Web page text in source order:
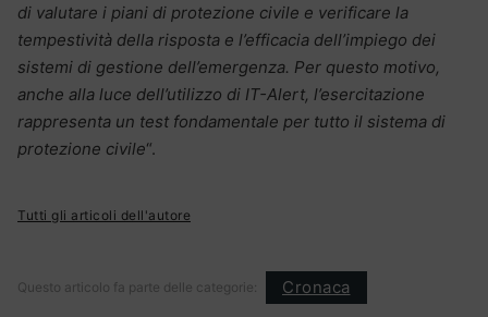
di valutare i piani di protezione civile e verificare la
tempestività della risposta e l’efficacia dell’impiego dei
sistemi di gestione dell’emergenza. Per questo motivo,
anche alla luce dell’utilizzo di IT-Alert, l’esercitazione
rappresenta un test fondamentale per tutto il sistema di
protezione civile“.
Tutti gli articoli dell'autore
Questo articolo fa parte delle categorie: Cronaca